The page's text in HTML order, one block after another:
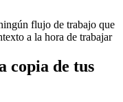
flujo de trabajo que
a la hora de trabajar
copia de tus